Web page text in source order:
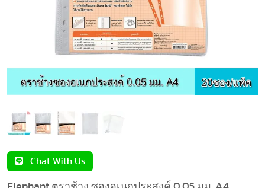
Chat With Us